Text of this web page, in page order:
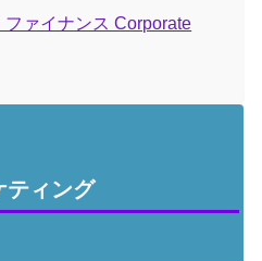
ファイナンス Corporate
ティング